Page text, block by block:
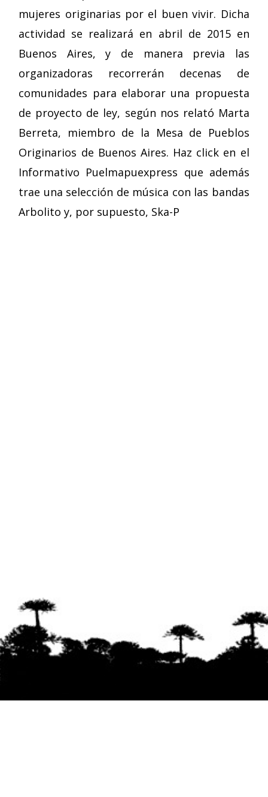
mujeres originarias por el buen vivir. Dicha
actividad se realizará en abril de 2015 en
Buenos Aires, y de manera previa las
organizadoras recorrerán decenas de
comunidades para elaborar una propuesta
de proyecto de ley, según nos relató Marta
Berreta, miembro de la Mesa de Pueblos
Originarios de Buenos Aires. Haz click en el
Informativo Puelmapuexpress que además
trae una selección de música con las bandas
Arbolito y, por supuesto, Ska-P